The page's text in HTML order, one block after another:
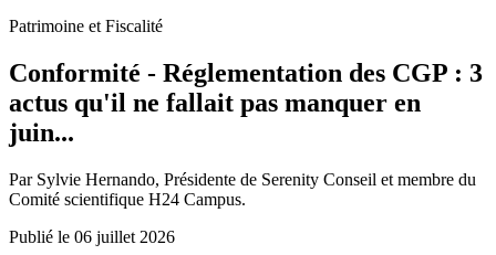
Patrimoine et Fiscalité
Conformité - Réglementation des CGP : 3
actus qu'il ne fallait pas manquer en
juin...
Par Sylvie Hernando, Présidente de Serenity Conseil et membre du
Comité scientifique H24 Campus.
Publié le 06 juillet 2026